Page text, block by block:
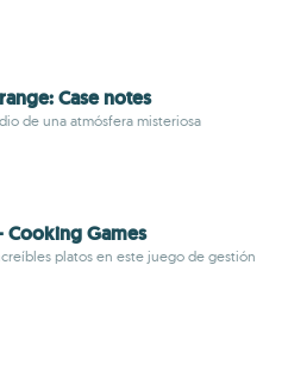
Case notes
de una atmósfera misteriosa
Cooking Games
platos en este juego de gestión